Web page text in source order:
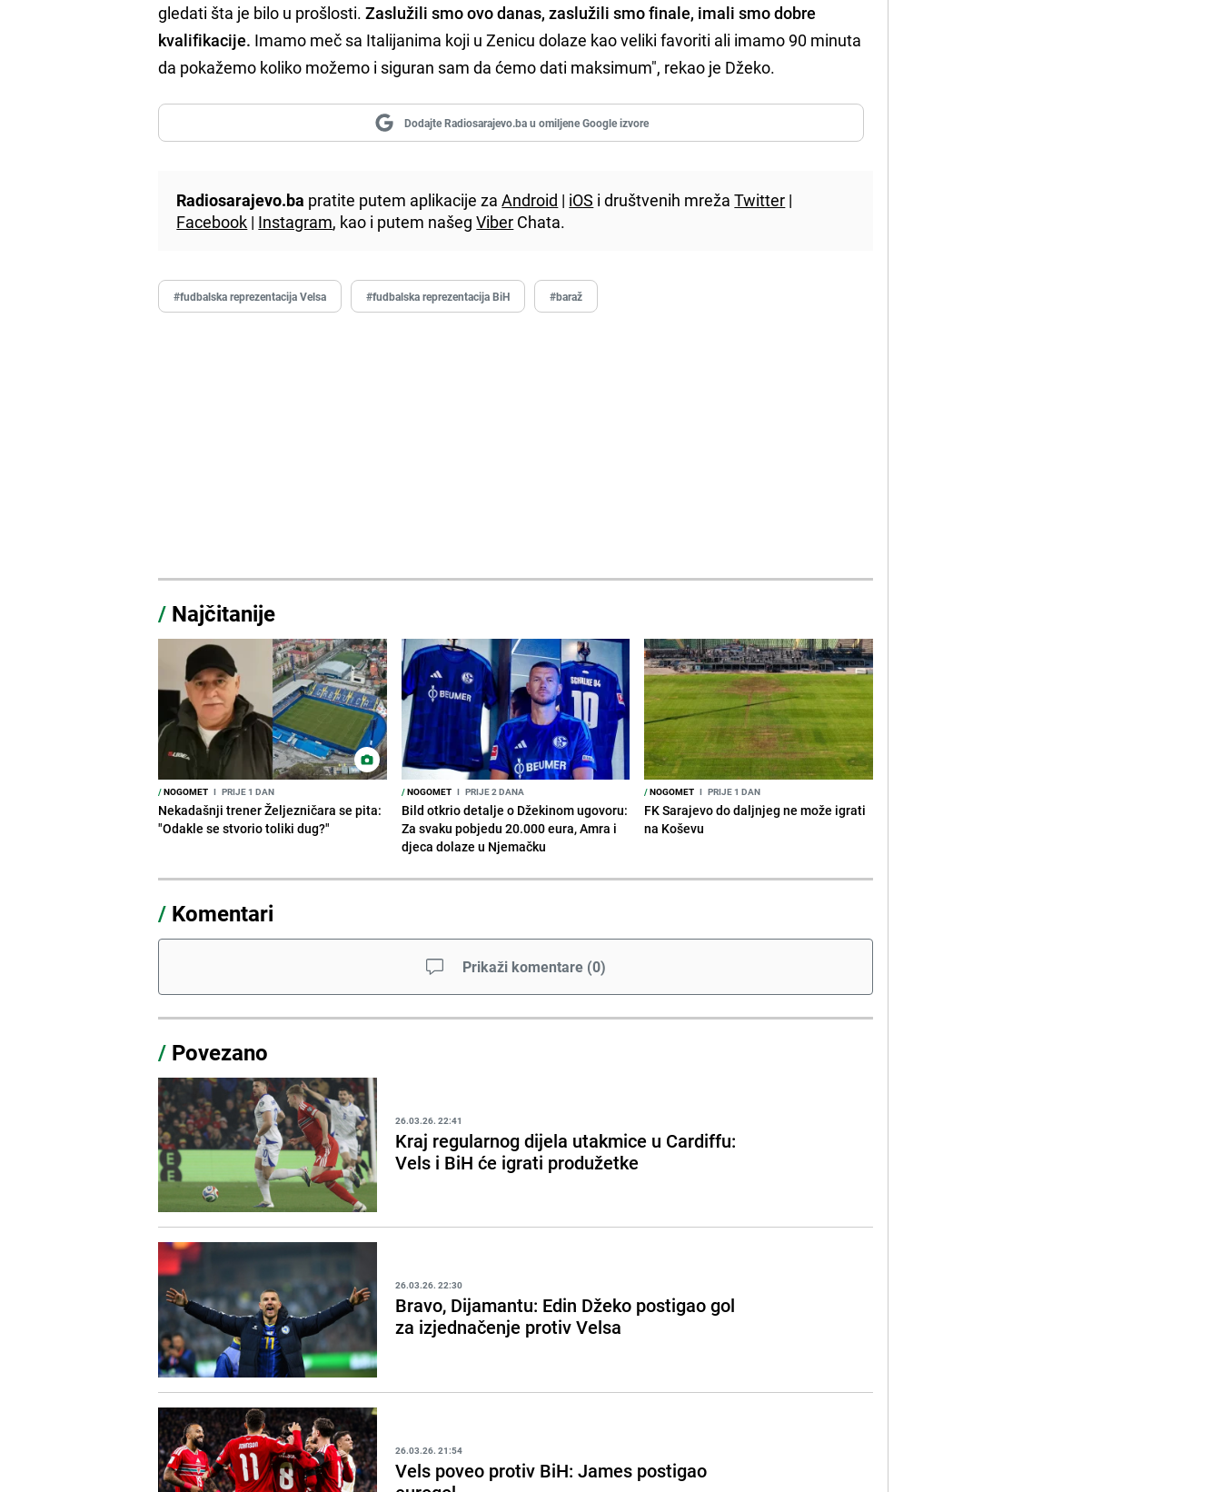
gledati šta je bilo u prošlosti.Zaslužili smo ovo danas, zaslužili smo finale, imali smo dobre
kvalifikacije. Imamo meč sa Italijanima koji u Zenicu dolaze kao veliki favoriti ali imamo 90 minuta
da pokažemo koliko možemo i siguran sam da ćemo dati maksimum", rekao je Džeko.
Dodajte Radiosarajevo.ba u omiljene Google izvore
Radiosarajevo.ba pratite putem aplikacije zaAndroid | iOS i društvenih mrežaTwitter |
Facebook | Instagram, kao i putem našegViber Chata.
#fudbalska reprezentacija Velsa #fudbalska reprezentacija BiH #baraž
/ Najčitanije
/NOGOMET I PRIJE 1 DAN
Nekadašnji trener Željezničara se pita:
"Odakle se stvorio toliki dug?"
/NOGOMET I PRIJE 2 DANA
Bild otkrio detalje o Džekinom ugovoru:
Za svaku pobjedu 20.000 eura, Amra i
djeca dolaze u Njemačku
/NOGOMET I PRIJE 1 DAN
FK Sarajevo do daljnjeg ne može igrati
na Koševu
/ Komentari
Prikaži komentare (0)
/ Povezano
26.03.26. 22:41
Kraj regularnog dijela utakmice u Cardiffu:
Vels i BiH će igrati produžetke
26.03.26. 22:30
Bravo, Dijamantu: Edin Džeko postigao gol
za izjednačenje protiv Velsa
26.03.26. 21:54
Vels poveo protiv BiH: James postigao